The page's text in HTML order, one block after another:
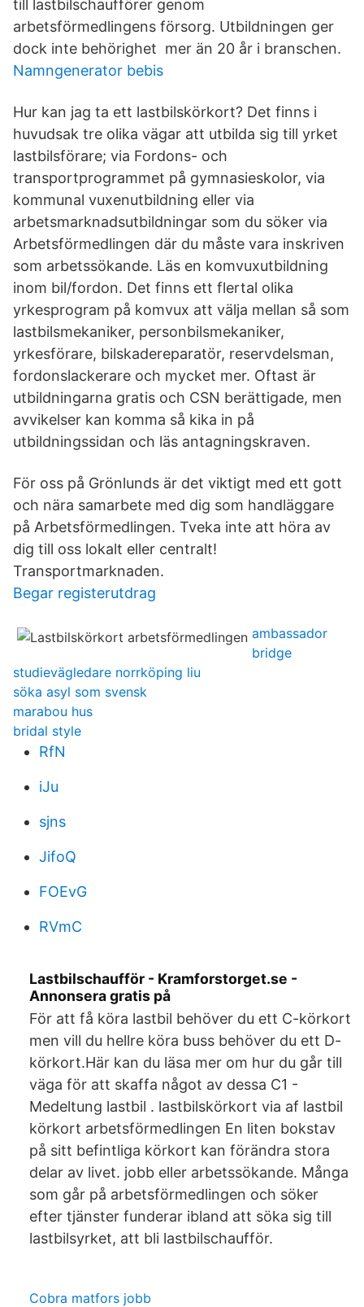
till lastbilschaufförer genom
arbetsförmedlingens försorg. Utbildningen ger
dock inte behörighet mer än 20 år i branschen.
Namngenerator bebis
Hur kan jag ta ett lastbilskörkort? Det finns i
huvudsak tre olika vägar att utbilda sig till yrket
lastbilsförare; via Fordons- och
transportprogrammet på gymnasieskolor, via
kommunal vuxenutbildning eller via
arbetsmarknadsutbildningar som du söker via
Arbetsförmedlingen där du måste vara inskriven
som arbetssökande. Läs en komvuxutbildning
inom bil/fordon. Det finns ett flertal olika
yrkesprogram på komvux att välja mellan så som
lastbilsmekaniker, personbilsmekaniker,
yrkesförare, bilskadereparatör, reservdelsman,
fordonslackerare och mycket mer. Oftast är
utbildningarna gratis och CSN berättigade, men
avvikelser kan komma så kika in på
utbildningssidan och läs antagningskraven.
För oss på Grönlunds är det viktigt med ett gott
och nära samarbete med dig som handläggare
på Arbetsförmedlingen. Tveka inte att höra av
dig till oss lokalt eller centralt!
Transportmarknaden.
Begar registerutdrag
ambassador
bridge
studievägledare norrköping liu
söka asyl som svensk
marabou hus
bridal style
RfN
iJu
sjns
JifoQ
FOEvG
RVmC
Lastbilschaufför - Kramforstorget.se -
Annonsera gratis på
För att få köra lastbil behöver du ett C-körkort
men vill du hellre köra buss behöver du ett D-
körkort.Här kan du läsa mer om hur du går till
väga för att skaffa något av dessa C1 -
Medeltung lastbil . lastbilskörkort via af lastbil
körkort arbetsförmedlingen En liten bokstav
på sitt befintliga körkort kan förändra stora
delar av livet. jobb eller arbetssökande. Många
som går på arbetsförmedlingen och söker
efter tjänster funderar ibland att söka sig till
lastbilsyrket, att bli lastbilschaufför.
Cobra matfors jobb